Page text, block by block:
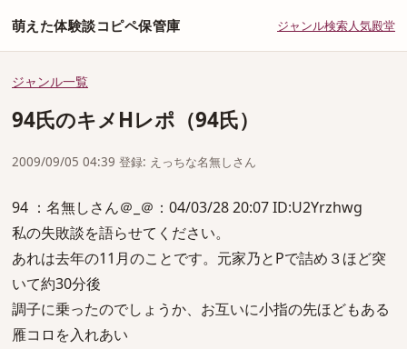
萌えた体験談コピペ保管庫 ジャンル検索人気殿堂
ジャンル一覧
94氏のキメHレポ（94氏）
2009/09/05 04:39 登録: えっちな名無しさん
94 ：名無しさん＠_＠：04/03/28 20:07 ID:U2Yrzhwg
私の失敗談を語らせてください。
あれは去年の11月のことです。元家乃とPで詰め３ほど突
いて約30分後
調子に乗ったのでしょうか、お互いに小指の先ほどもある
雁コロを入れあい